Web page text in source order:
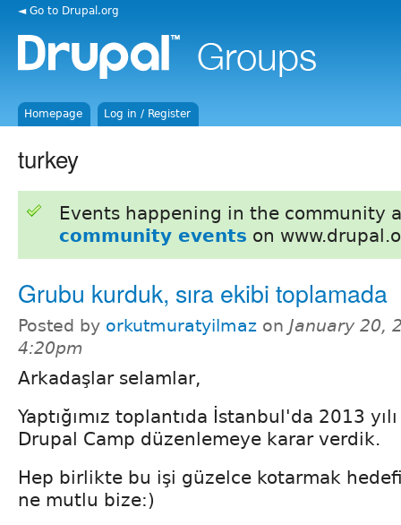
◄ Go to Drupal.org
Homepage Log in / Register
turkey
Events happening in the community
community events on
Grubu kurduk, sıra ekibi toplamada
Posted by orkutmuratyilmaz on January 20,
4:20pm
Arkadaşlar selamlar,
Yaptığımız toplantıda İstanbul'da 2013
Drupal Camp düzenlemeye karar verdik.
Hep birlikte bu işi güzelce kotarmak
ne mutlu bize:)